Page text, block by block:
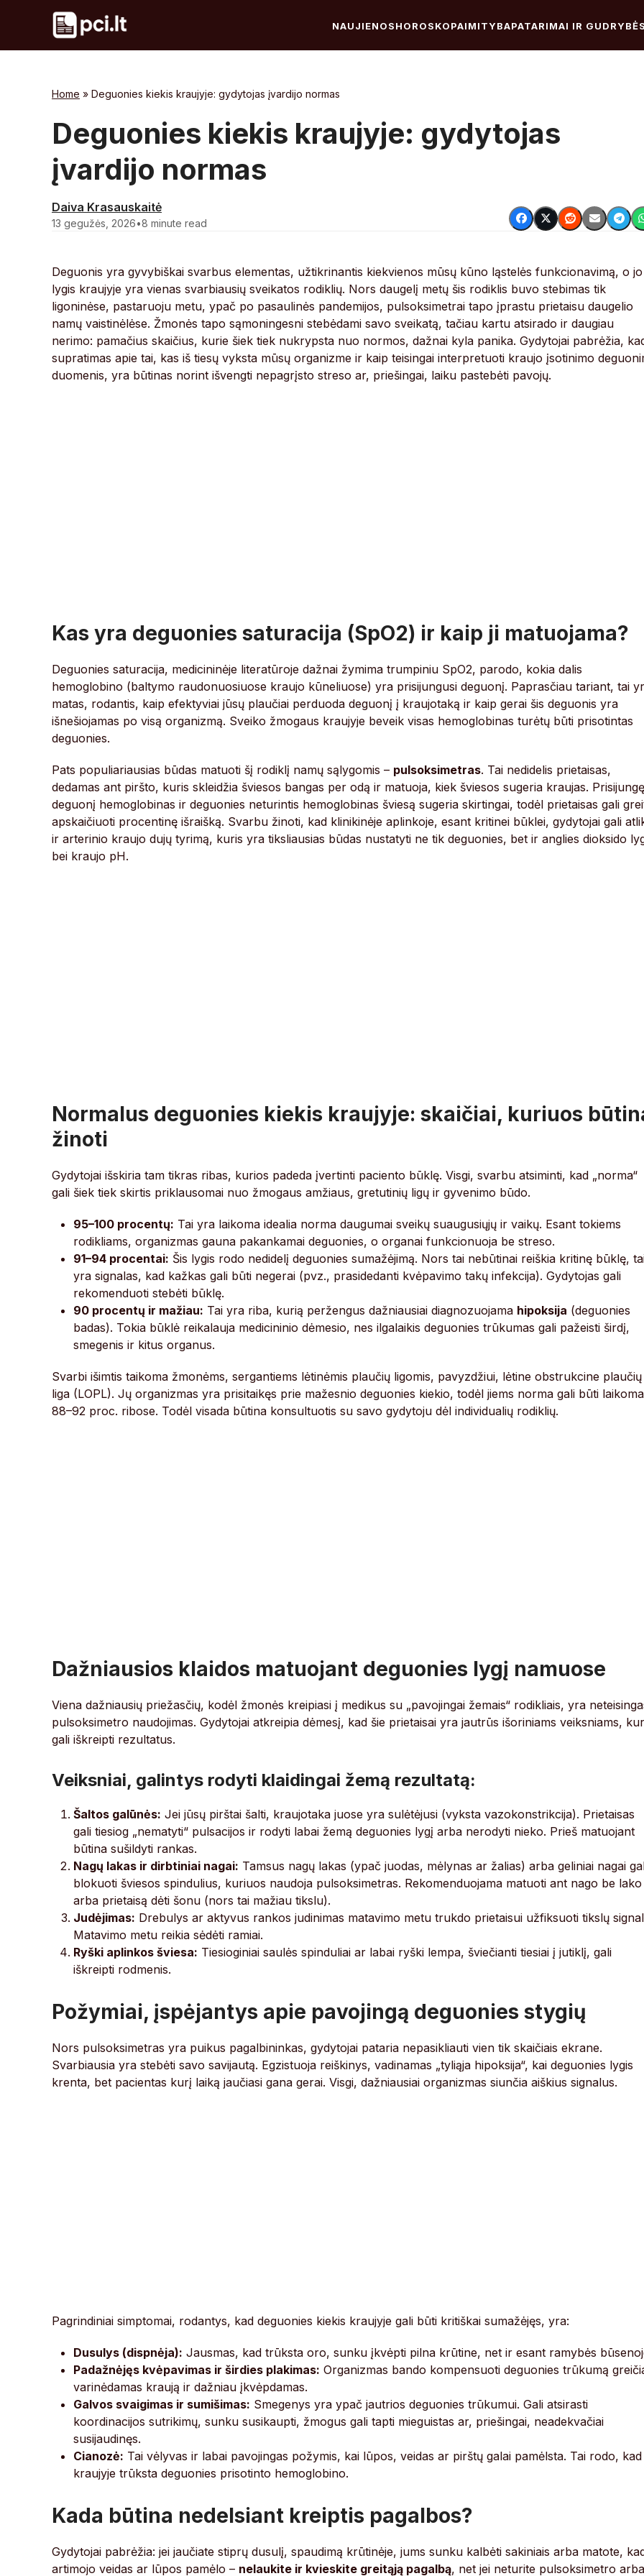
NAUJIENOSHOROSKOPAIMITYBAPATARIMAI IR GUDRYBĖS
Home » Deguonies kiekis kraujyje: gydytojas įvardijo normas
Deguonies kiekis kraujyje: gydytojas
įvardijo normas
Daiva Krasauskaitė
13 gegužės, 2026•8 minute read
Deguonis yra gyvybiškai svarbus elementas, užtikrinantis kiekvienos mūsų kūno ląstelės funkcionavimą, o jo
lygis kraujyje yra vienas svarbiausių sveikatos rodiklių. Nors daugelį metų šis rodiklis buvo stebimas tik
ligoninėse, pastaruoju metu, ypač po pasaulinės pandemijos, pulsoksimetrai tapo įprastu prietaisu daugelio
namų vaistinėlėse. Žmonės tapo sąmoningesni stebėdami savo sveikatą, tačiau kartu atsirado ir daugiau
nerimo: pamačius skaičius, kurie šiek tiek nukrypsta nuo normos, dažnai kyla panika. Gydytojai pabrėžia,
supratimas apie tai, kas iš tiesų vyksta mūsų organizme ir kaip teisingai interpretuoti kraujo įsotinimo
duomenis, yra būtinas norint išvengti nepagrįsto streso ar, priešingai, laiku pastebėti pavojų.
Kas yra deguonies saturacija (SpO2) ir kaip ji matuojama?
Deguonies saturacija, medicininėje literatūroje dažnai žymima trumpiniu SpO2, parodo, kokia dalis
hemoglobino (baltymo raudonuosiuose kraujo kūneliuose) yra prisijungusi deguonį. Paprasčiau tariant, tai
matas, rodantis, kaip efektyviai jūsų plaučiai perduoda deguonį į kraujotaką ir kaip gerai šis deguonis yra
išnešiojamas po visą organizmą. Sveiko žmogaus kraujyje beveik visas hemoglobinas turėtų būti prisotintas
deguonies.
Pats populiariausias būdas matuoti šį rodiklį namų sąlygomis – pulsoksimetras. Tai nedidelis prietaisas,
dedamas ant piršto, kuris skleidžia šviesos bangas per odą ir matuoja, kiek šviesos sugeria kraujas.
deguonį hemoglobinas ir deguonies neturintis hemoglobinas šviesą sugeria skirtingai, todėl prietaisas gali
apskaičiuoti procentinę išraišką. Svarbu žinoti, kad klinikinėje aplinkoje, esant kritinei būklei, gydytojai gali
ir arterinio kraujo dujų tyrimą, kuris yra tiksliausias būdas nustatyti ne tik deguonies, bet ir anglies dioksido
bei kraujo pH.
Normalus deguonies kiekis kraujyje: skaičiai, kuriuos
žinoti
Gydytojai išskiria tam tikras ribas, kurios padeda įvertinti paciento būklę. Visgi, svarbu atsiminti, kad „norma“
gali šiek tiek skirtis priklausomai nuo žmogaus amžiaus, gretutinių ligų ir gyvenimo būdo.
95–100 procentų: Tai yra laikoma idealia norma daugumai sveikų suaugusiųjų ir vaikų. Esant tokiems
rodikliams, organizmas gauna pakankamai deguonies, o organai funkcionuoja be streso.
91–94 procentai: Šis lygis rodo nedidelį deguonies sumažėjimą. Nors tai nebūtinai reiškia kritinę būklę,
yra signalas, kad kažkas gali būti negerai (pvz., prasidedanti kvėpavimo takų infekcija). Gydytojas gali
rekomenduoti stebėti būklę.
90 procentų ir mažiau: Tai yra riba, kurią peržengus dažniausiai diagnozuojama hipoksija (deguonies
badas). Tokia būklė reikalauja medicininio dėmesio, nes ilgalaikis deguonies trūkumas gali pažeisti širdį,
smegenis ir kitus organus.
Svarbi išimtis taikoma žmonėms, sergantiems lėtinėmis plaučių ligomis, pavyzdžiui, lėtine obstrukcine plaučių
liga (LOPL). Jų organizmas yra prisitaikęs prie mažesnio deguonies kiekio, todėl jiems norma gali būti laikoma
88–92 proc. ribose. Todėl visada būtina konsultuotis su savo gydytoju dėl individualių rodiklių.
Dažniausios klaidos matuojant deguonies lygį namuose
Viena dažniausių priežasčių, kodėl žmonės kreipiasi į medikus su „pavojingai žemais“ rodikliais, yra
pulsoksimetro naudojimas. Gydytojai atkreipia dėmesį, kad šie prietaisai yra jautrūs išoriniams veiksniams,
gali iškreipti rezultatus.
Veiksniai, galintys rodyti klaidingai žemą rezultatą:
Šaltos galūnės: Jei jūsų pirštai šalti, kraujotaka juose yra sulėtėjusi (vyksta vazokonstrikcija). Prietaisas
gali tiesiog „nematyti“ pulsacijos ir rodyti labai žemą deguonies lygį arba nerodyti nieko. Prieš matuojant
būtina sušildyti rankas.
Nagų lakas ir dirbtiniai nagai: Tamsus nagų lakas (ypač juodas, mėlynas ar žalias) arba geliniai nagai
blokuoti šviesos spindulius, kuriuos naudoja pulsoksimetras. Rekomenduojama matuoti ant nago be lako
arba prietaisą dėti šonu (nors tai mažiau tikslu).
Judėjimas: Drebulys ar aktyvus rankos judinimas matavimo metu trukdo prietaisui užfiksuoti tikslų
Matavimo metu reikia sėdėti ramiai.
Ryški aplinkos šviesa: Tiesioginiai saulės spinduliai ar labai ryški lempa, šviečianti tiesiai į jutiklį, gali
iškreipti rodmenis.
Požymiai, įspėjantys apie pavojingą deguonies stygių
Nors pulsoksimetras yra puikus pagalbininkas, gydytojai pataria nepasikliauti vien tik skaičiais ekrane.
Svarbiausia yra stebėti savo savijautą. Egzistuoja reiškinys, vadinamas „tyliąja hipoksija“, kai deguonies lygis
krenta, bet pacientas kurį laiką jaučiasi gana gerai. Visgi, dažniausiai organizmas siunčia aiškius signalus.
Pagrindiniai simptomai, rodantys, kad deguonies kiekis kraujyje gali būti kritiškai sumažėjęs, yra:
Dusulys (dispnėja): Jausmas, kad trūksta oro, sunku įkvėpti pilna krūtine, net ir esant ramybės
Padažnėjęs kvėpavimas ir širdies plakimas: Organizmas bando kompensuoti deguonies trūkumą
varinėdamas kraują ir dažniau įkvėpdamas.
Galvos svaigimas ir sumišimas: Smegenys yra ypač jautrios deguonies trūkumui. Gali atsirasti
koordinacijos sutrikimų, sunku susikaupti, žmogus gali tapti mieguistas ar, priešingai, neadekvačiai
susijaudinęs.
Cianozė: Tai vėlyvas ir labai pavojingas požymis, kai lūpos, veidas ar pirštų galai pamėlsta. Tai rodo, kad
kraujyje trūksta deguonies prisotinto hemoglobino.
Kada būtina nedelsiant kreiptis pagalbos?
Gydytojai pabrėžia: jei jaučiate stiprų dusulį, spaudimą krūtinėje, jums sunku kalbėti sakiniais arba matote,
artimojo veidas ar lūpos pamėlo – nelaukite ir kvieskite greitąją pagalbą, net jei neturite pulsoksimetro arba